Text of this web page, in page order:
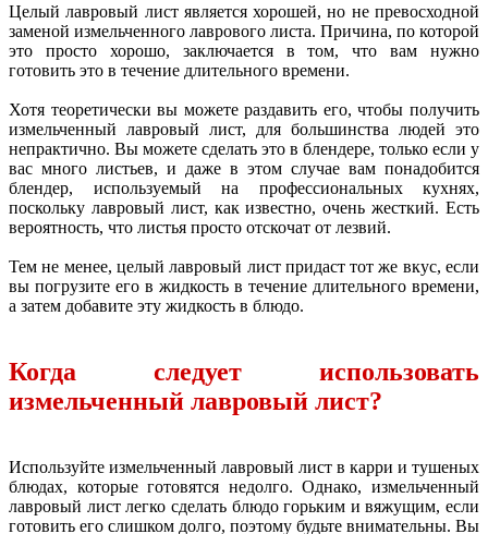
Целый лавровый лист является хорошей, но не превосходной
заменой измельченного лаврового листа. Причина, по которой
это просто хорошо, заключается в том, что вам нужно
готовить это в течение длительного времени.
Хотя теоретически вы можете раздавить его, чтобы получить
измельченный лавровый лист, для большинства людей это
непрактично. Вы можете сделать это в блендере, только если у
вас много листьев, и даже в этом случае вам понадобится
блендер, используемый на профессиональных кухнях,
поскольку лавровый лист, как известно, очень жесткий. Есть
вероятность, что листья просто отскочат от лезвий.
Тем не менее, целый лавровый лист придаст тот же вкус, если
вы погрузите его в жидкость в течение длительного времени,
а затем добавите эту жидкость в блюдо.
Когда следует использовать
измельченный лавровый лист?
Используйте измельченный лавровый лист в карри и тушеных
блюдах, которые готовятся недолго. Однако, измельченный
лавровый лист легко сделать блюдо горьким и вяжущим, если
готовить его слишком долго, поэтому будьте внимательны. Вы